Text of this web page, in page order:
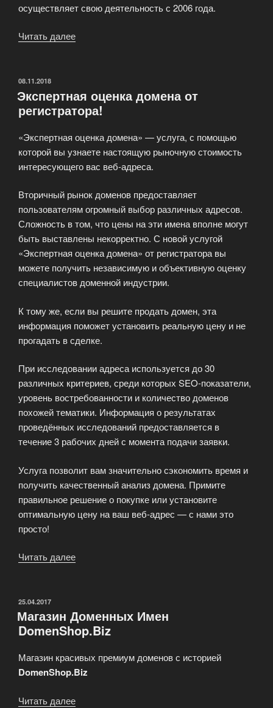
осуществляет свою деятельность с 2006 года.
Читать далее
хостинг»
ОПУБЛИКОВАНО
08.11.2018
Экспертная оценка домена от
регистратора!
«Экспертная оценка домена» — услуга, с помощью
которой вы узнаете настоящую рыночную стоимость
интересующего вас веб-адреса.
Вторичный рынок доменов предоставляет
пользователям огромный выбор различных адресов.
Сложность в том, что цены на эти имена вполне могут
быть выставлены некорректно. С новой услугой
«Экспертная оценка домена» от регистратора вы
можете получить независимую и объективную оценку
специалистов доменной индустрии.
К тому же, если вы решите продать домен, эта
информация поможет установить реальную цену и не
прогадать в сделке.
При исследовании адреса используется до 30
различных критериев, среди которых SEO-показатели,
уровень востребованности и количество доменов
похожей тематики. Информация о результатах
проведённых исследований предоставляется в
течение 3 рабочих дней с момента подачи заявки.
Услуга позволит вам значительно сэкономить время и
получить качественный анализ домена. Примите
правильное решение о покупке или установите
оптимальную цену на ваш веб-адрес — с нами это
просто!
Читать далее
регистратора!»
ОПУБЛИКОВАНО
25.04.2017
Магазин Доменных Имен
DomenShop.Biz
Магазин красивых премиум доменов с историей
DomenShop.Biz
Читать далее